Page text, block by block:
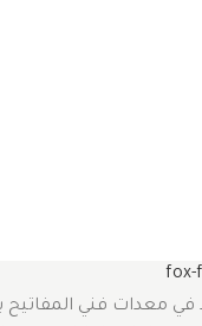
في معدات فني المفاتيح